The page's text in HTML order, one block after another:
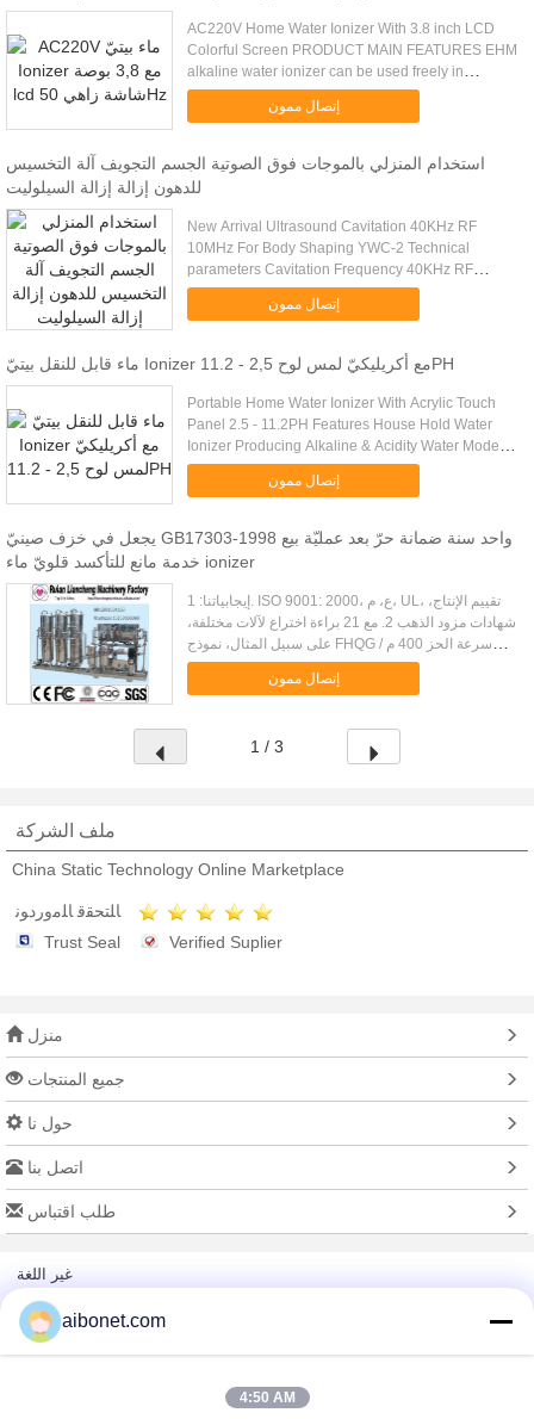
AC220V Home Water Ionizer With 3.8 inch LCD
Colorful Screen PRODUCT MAIN FEATURES EHM
alkaline water ionizer can be used freely in
different water quality and different standards of the
power supplies. It is .....
إتصال ممون
استخدام المنزلي بالموجات فوق الصوتية الجسم التجويف آلة التخسيس
للدهون إزالة إزالة السيلوليت
New Arrival Ultrasound Cavitation 40KHz RF
10MHz For Body Shaping YWC-2 Technical
parameters Cavitation Frequency 40KHz RF
Frequency 10Mhz Tripolar RF Frequency 10MHZ
Output power 500W Diameter of treatment ...
إتصال ممون
ماء قابل للنقل بيتيّ Ionizer مع أكريليكيّ لمس لوح 2,5 - 11.2PH
Portable Home Water Ionizer With Acrylic Touch
Panel 2.5 - 11.2PH Features House Hold Water
Ionizer Producing Alkaline & Acidity Water Model
No. EHM-929 1. With Automotive paint technology,
an imported acrylic ...
إتصال ممون
يجعل في خزف صينيّ GB17303-1998 واحد سنة ضمانة حرّ بعد عمليّة بيع
خدمة مانع للتأكسد قلويّ ماء ionizer
إيجابياتنا: 1. ISO 9001: 2000، ع، م، UL، تقييم الإنتاج،
شهادات مزود الذهب 2. مع 21 براءة اختراع لآلات مختلفة،
على سبيل المثال، نموذج FHQG سرعة الحز 400 م /
دقيقة، والتي تم بيعها إلى ألمانيا. 3. سيتم فحص جميع
إتصال ممون
1 / 3
ملف الشركة
China Static Technology Online Marketplace
ﺎﻠﺘﺤﻘﻗ ﺎﻠﻣﻭﺭﺩﻮﻧ
Trust Seal
Verified Suplier
منزل
جميع المنتجات
حول نا
اتصل بنا
طلب اقتباس
غير اللغة
الموقع الكامل
aibonet.com
4:50 AM